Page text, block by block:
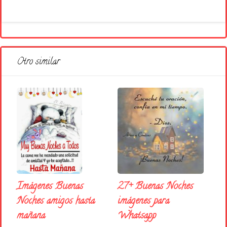
Otro similar
Imágenes Buenas
Noches amigos hasta
mañana
27+ Buenas Noches
imágenes para
Whatsapp